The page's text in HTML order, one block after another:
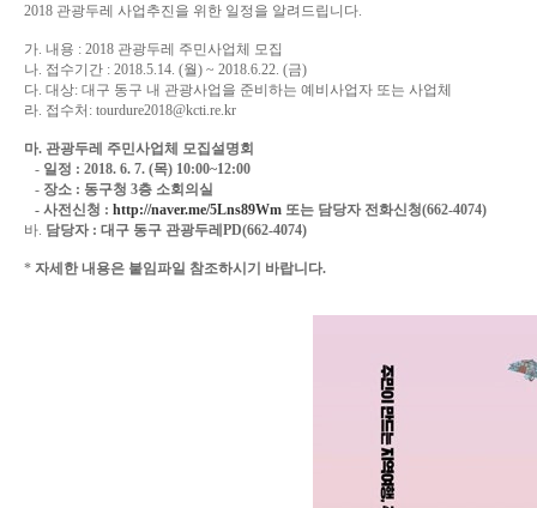
2018 관광두레 사업추진을 위한 일정을 알려드립니다.
가. 내용 : 2018 관광두레 주민사업체 모집
나. 접수기간 : 2018.5.14. (월) ~ 2018.6.22. (금)
다. 대상: 대구 동구 내 관광사업을 준비하는 예비사업자 또는 사업체
라. 접수처: tourdure2018@kcti.re.kr
마. 관광두레 주민사업체 모집설명회
- 일정 : 2018. 6. 7. (목) 10:00~12:00
- 장소 : 동구청 3층 소회의실
- 사전신청 : http://naver.me/5Lns89Wm 또는 담당자 전화신청(662-4074)
바. 담당자 : 대구 동구 관광두레PD(662-4074)
* 자세한 내용은 붙임파일 참조하시기 바랍니다.